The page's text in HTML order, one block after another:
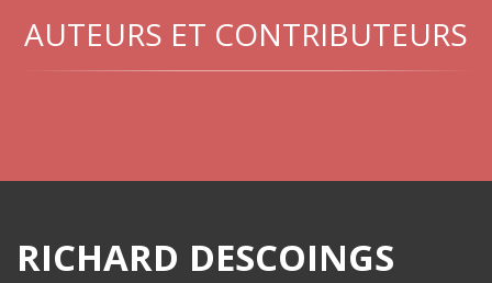
AUTEURS ET CONTRIBUTEURS
RICHARD DESCOINGS